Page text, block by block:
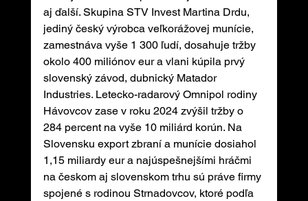
aj ďalší. Skupina STV Invest Martina Drdu,
jediný český výrobca veľkorážovej munície,
zamestnáva vyše 1 300 ľudí, dosahuje tržby
okolo 400 miliónov eur a vlani kúpila prvý
slovenský závod, dubnický Matador
Industries. Letecko-radarový Omnipol rodiny
Hávovcov zase v roku 2024 zvýšil tržby o
284 percent na vyše 10 miliárd korún. Na
Slovensku export zbraní a munície dosiahol
1,15 miliardy eur a najúspešnejšími hráčmi
na českom aj slovenskom trhu sú práve firmy
spojené s rodinou Strnadovcov, ktoré podľa